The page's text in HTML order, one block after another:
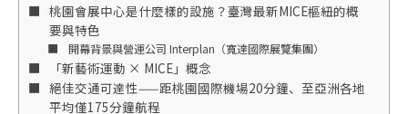
桃園會展中心是什麼樣的設施？臺灣最新MICE樞紐的概
要與特色
開幕背景與營運公司 Interplan（寬達國際展覽集團）
「新藝術運動 × MICE」概念
絕佳交通可達性——距桃園國際機場20分鐘、至亞洲各地
平均僅175分鐘航程